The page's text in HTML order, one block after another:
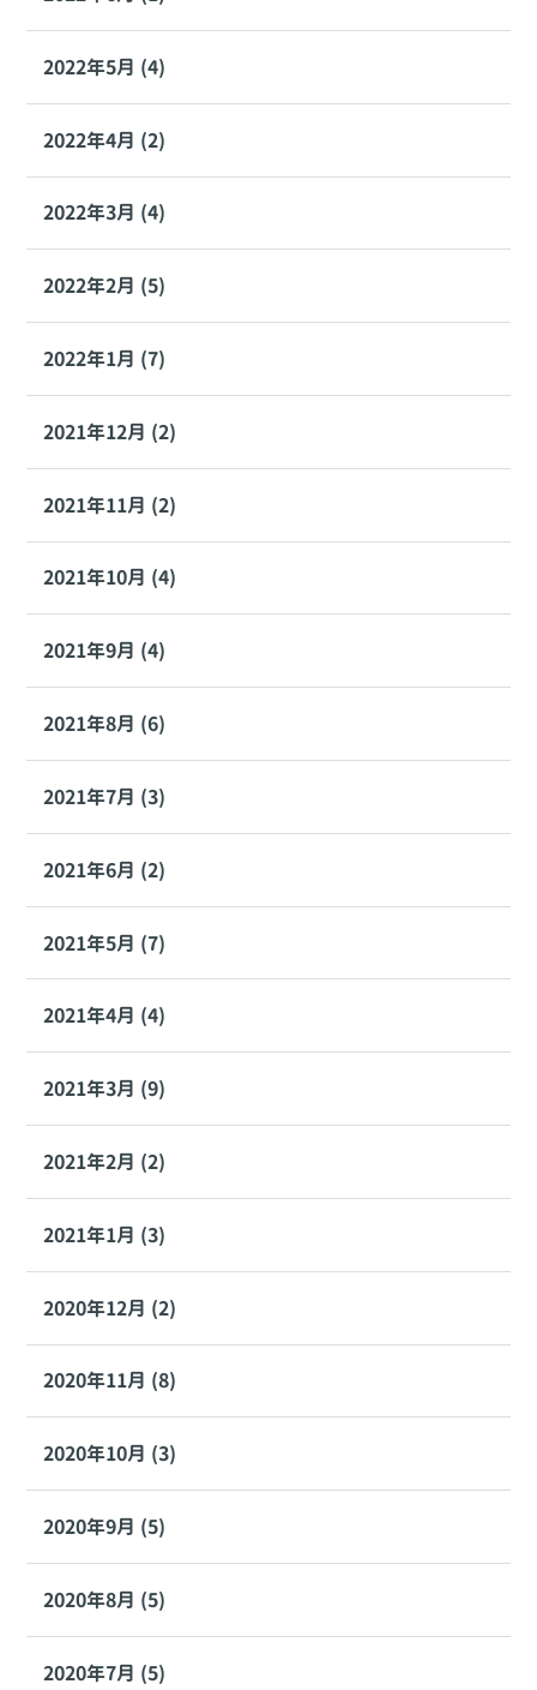
2022年5月 (4)
2022年4月 (2)
2022年3月 (4)
2022年2月 (5)
2022年1月 (7)
2021年12月 (2)
2021年11月 (2)
2021年10月 (4)
2021年9月 (4)
2021年8月 (6)
2021年7月 (3)
2021年6月 (2)
2021年5月 (7)
2021年4月 (4)
2021年3月 (9)
2021年2月 (2)
2021年1月 (3)
2020年12月 (2)
2020年11月 (8)
2020年10月 (3)
2020年9月 (5)
2020年8月 (5)
2020年7月 (5)